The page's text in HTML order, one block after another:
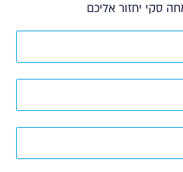
סקי יחזור אליכם